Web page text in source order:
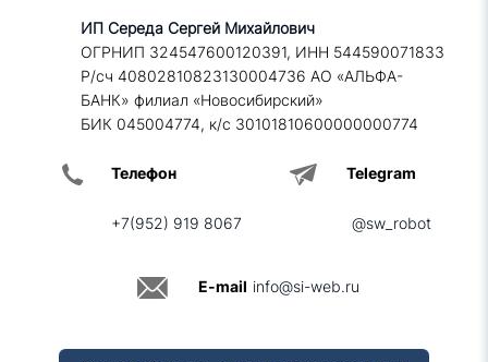
ИП Середа Сергей Михайлович
ОГРНИП 324547600120391, ИНН 544590071833
Р/сч 40802810823130004736 АО «АЛЬФА-
БАНК» филиал «Новосибирский»
БИК 045004774, к/с 30101810600000000774
Телефон
+7(952) 919 8067
Telegram
@sw_robot
E-mail info@si-web.ru